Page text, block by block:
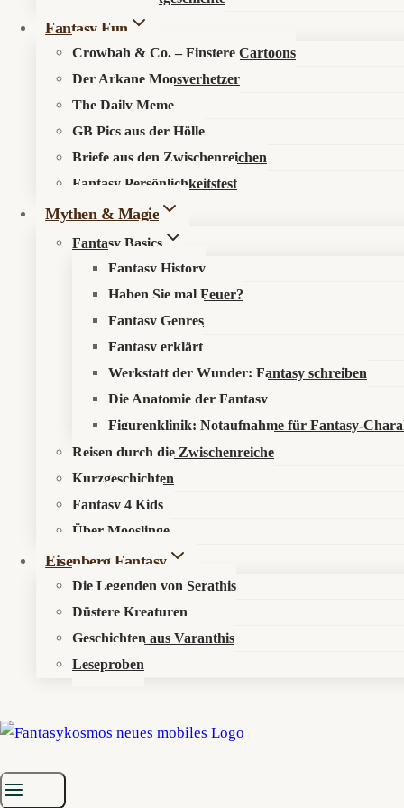
Fantasy Fun
Crowbah & Co. – Finstere Cartoons
Der Arkane Moosverhetzer
The Daily Meme
GB Pics aus der Hölle
Briefe aus den Zwischenreichen
Fantasy Persönlichkeitstest
Mythen & Magie
Fantasy Basics
Fantasy History
Haben Sie mal Feuer?
Fantasy Genres
Fantasy erklärt
Werkstatt der Wunder: Fantasy schreiben
Die Anatomie der Fantasy
Figurenklinik: Notaufnahme für Fantasy-
Reisen durch die Zwischenreiche
Kurzgeschichten
Fantasy 4 Kids
Über Mooslinge
Eisenberg Fantasy
Die Legenden von Serathis
Düstere Kreaturen
Geschichten aus Varanthis
Leseproben
🔍Suche im Fantasykosmos
Spüre verborgene Pfade auf, entdecke neue Werke oder
Startseite»Mythen & Magie
Die Neunziger: Magischer Realismus trifft